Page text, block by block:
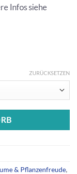
Infos siehe
ZURÜCKSETZEN
& Pflanzenfreude,